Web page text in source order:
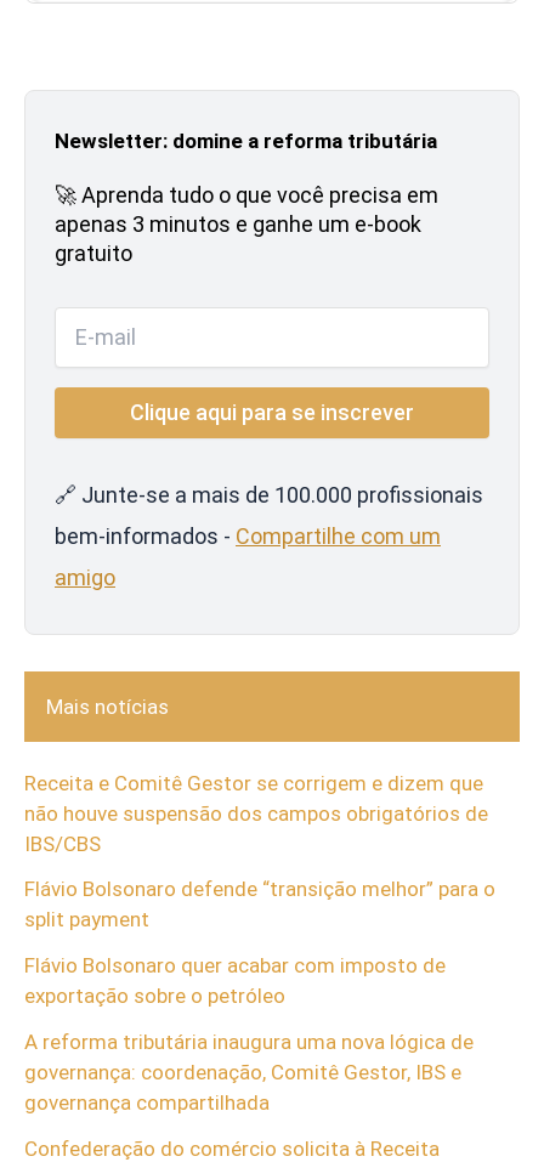
Newsletter: domine a reforma tributária
🚀 Aprenda tudo o que você precisa em
apenas 3 minutos e ganhe um e-book
gratuito
🔗 Junte-se a mais de 100.000 profissionais
bem-informados - Compartilhe com um
amigo
Mais notícias
Receita e Comitê Gestor se corrigem e dizem que
não houve suspensão dos campos obrigatórios de
IBS/CBS
Flávio Bolsonaro defende “transição melhor” para o
split payment
Flávio Bolsonaro quer acabar com imposto de
exportação sobre o petróleo
A reforma tributária inaugura uma nova lógica de
governança: coordenação, Comitê Gestor, IBS e
governança compartilhada
Confederação do comércio solicita à Receita